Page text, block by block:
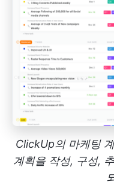
ClickUp의 마케팅
계획을 작성, 구성,